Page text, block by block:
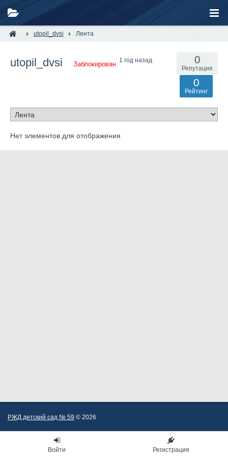
utopil_dvsi Лента
utopil_dvsi Заблокирован
1 год назад 0
Репутация
0
Рейтинг
Нет элементов для отображения
РЖД детский сад № 59 © 2026
Войти Регистрация